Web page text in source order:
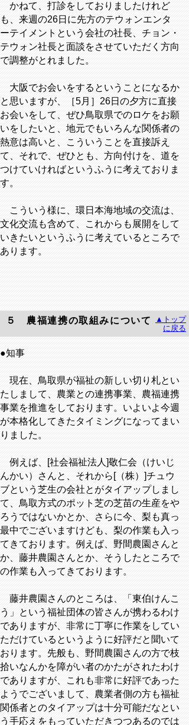
かねて、打診をしておりましたけれど
も、来週の26日に先方のテウォンエンタ
ーテイメントという会社の社長、チョン・
テウォン社長と面談をさせていただく方向
で調整がとれました。
大阪でお会いをするということになるか
と思いますが、［5月］26日の夕方に直接
お会いをして、ぜひ鳥取県でのロケをお願
いをしたいと、地元でもいろんな関係者の
熱意は高いと、こういうことを直接訴え
て、それで、ぜひとも、方向付けを、道を
つけていければというふうに考えておりま
す。
こういう様に、環日本海地域の交流は、
文化交流も含めて、これからも展開をして
いきたいというふうに考えているところで
あります。
５ 農福連携の取組みについて
▲トップ
に戻る
●知事
現在、鳥取県が福祉の新しい切り札とい
たしまして、農業との連携事業、農福連携
事業を推進をしております。いよいよ今週
が本格化してきたタイミングになってまい
りました。
例えば、[社会福祉法人]敬仁会（けいじ
んかい）さんと、それから[（株）]チュウ
ブという芝生の会社とがタイアップしまし
て、鳥取方式のポット芝の芝苗の生産をや
ろうではないかとか、さらに今、梨も真っ
最中でございますけども、梨の作業も入っ
てきております。例えば、野間農園さんと
か、藤井農園さんとか、そうしたところで
の作業も入ってきております。
藤井農園さんのところは、「東伯けんこ
う」という福祉団体の皆さんが携わるわけ
でありますが、非常に丁寧に作業をしてい
ただけているというように好評だと聞いて
おります。先般も、野間農園さんの方で枝
拾いなんかを障がい者のかたがされたわけ
でありますが、これも非常に好評であった
ようでございまして、農業者側の方も福祉
関係者とのタイアップは十分可能だなとい
う手応えをもっていただきつつあるのでは